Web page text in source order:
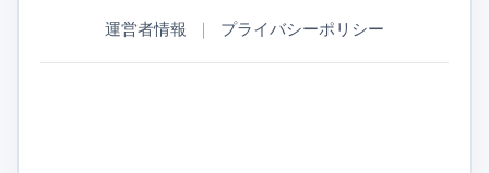
運営者情報 ｜ プライバシーポリシー